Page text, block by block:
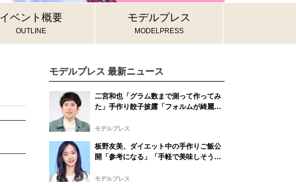
イベント概要
OUTLINE
モデルプレス
MODELPRESS
モデルプレス 最新ニュース
二宮和也「グラム数まで測って作ってみ
た」手作り餃子披露「フォルムが綺麗す
モデルプレス
板野友美、ダイエット中の手作りご飯公
開「参考になる」「手軽で美味しそう」
モデルプレス